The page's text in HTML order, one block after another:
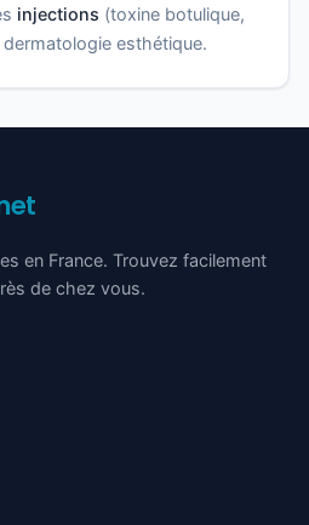
injections (toxine botulique,
esthétique.
en France. Trouvez facilement
de chez vous.